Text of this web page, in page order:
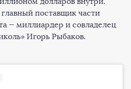
поставщик части
— миллиардер и совладелец
Игорь Рыбаков.